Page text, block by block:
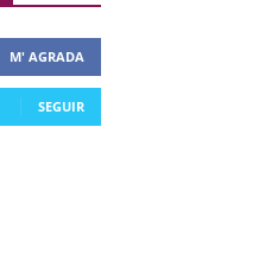
M' AGRADA
SEGUIR